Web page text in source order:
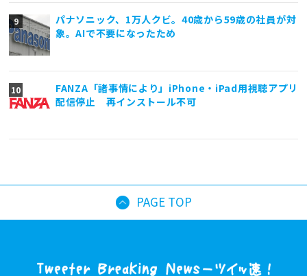
パナソニック、1万人クビ。40歳から59歳の社員が対
象。AIで不要になったため
FANZA「諸事情により」iPhone・iPad用視聴アプリ
配信停止 再インストール不可
PAGE TOP